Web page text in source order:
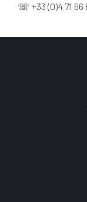
☏ +33 (0)4 71 66